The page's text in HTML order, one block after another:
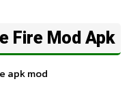
Fire Mod Apk